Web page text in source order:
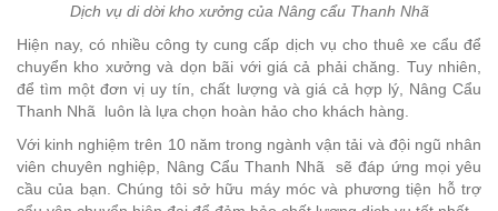
Dịch vụ di dời kho xưởng của Nâng cẩu Thanh Nhã
Hiện nay, có nhiều công ty cung cấp dịch vụ cho thuê xe cẩu để
chuyển kho xưởng và dọn bãi với giá cả phải chăng. Tuy nhiên,
để tìm một đơn vị uy tín, chất lượng và giá cả hợp lý, Nâng Cẩu
Thanh Nhã luôn là lựa chọn hoàn hảo cho khách hàng.
Với kinh nghiệm trên 10 năm trong ngành vận tải và đội ngũ nhân
viên chuyên nghiệp, Nâng Cẩu Thanh Nhã sẽ đáp ứng mọi yêu
cầu của bạn. Chúng tôi sở hữu máy móc và phương tiện hỗ trợ